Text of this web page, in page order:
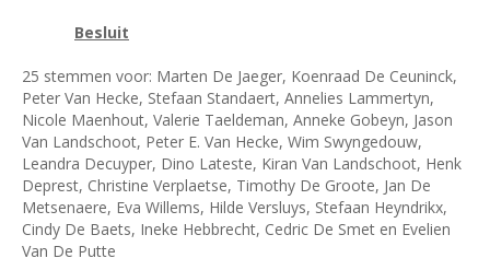
Besluit
25 stemmen voor: Marten De Jaeger, Koenraad De Ceuninck,
Peter Van Hecke, Stefaan Standaert, Annelies Lammertyn,
Nicole Maenhout, Valerie Taeldeman, Anneke Gobeyn, Jason
Van Landschoot, Peter E. Van Hecke, Wim Swyngedouw,
Leandra Decuyper, Dino Lateste, Kiran Van Landschoot, Henk
Deprest, Christine Verplaetse, Timothy De Groote, Jan De
Metsenaere, Eva Willems, Hilde Versluys, Stefaan Heyndrikx,
Cindy De Baets, Ineke Hebbrecht, Cedric De Smet en Evelien
Van De Putte